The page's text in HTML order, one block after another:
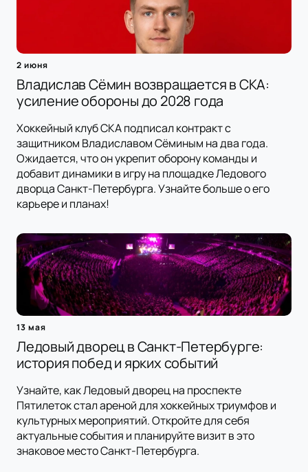
2 июня
Владислав Сёмин возвращается в СКА:
усиление обороны до 2028 года
Хоккейный клуб СКА подписал контракт с
защитником Владиславом Сёминым на два года.
Ожидается, что он укрепит оборону команды и
добавит динамики в игру на площадке Ледового
дворца Санкт-Петербурга. Узнайте больше о его
карьере и планах!
13 мая
Ледовый дворец в Санкт-Петербурге:
история побед и ярких событий
Узнайте, как Ледовый дворец на проспекте
Пятилеток стал ареной для хоккейных триумфов и
культурных мероприятий. Откройте для себя
актуальные события и планируйте визит в это
знаковое место Санкт-Петербурга.